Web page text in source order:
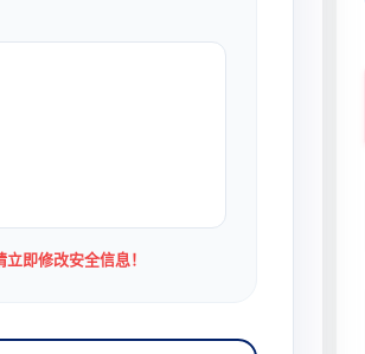
即修改安全信息！